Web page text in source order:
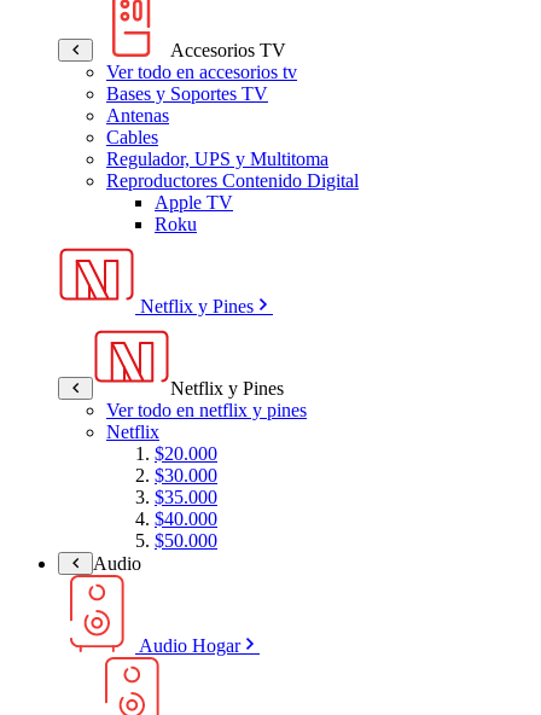
Accesorios TV
Ver todo en accesorios tv
Bases y Soportes TV
Antenas
Cables
Regulador, UPS y Multitoma
Reproductores Contenido Digital
Apple TV
Roku
Netflix y Pines
Netflix y Pines
Ver todo en netflix y pines
Netflix
$20.000
$30.000
$35.000
$40.000
$50.000
Audio
Audio Hogar